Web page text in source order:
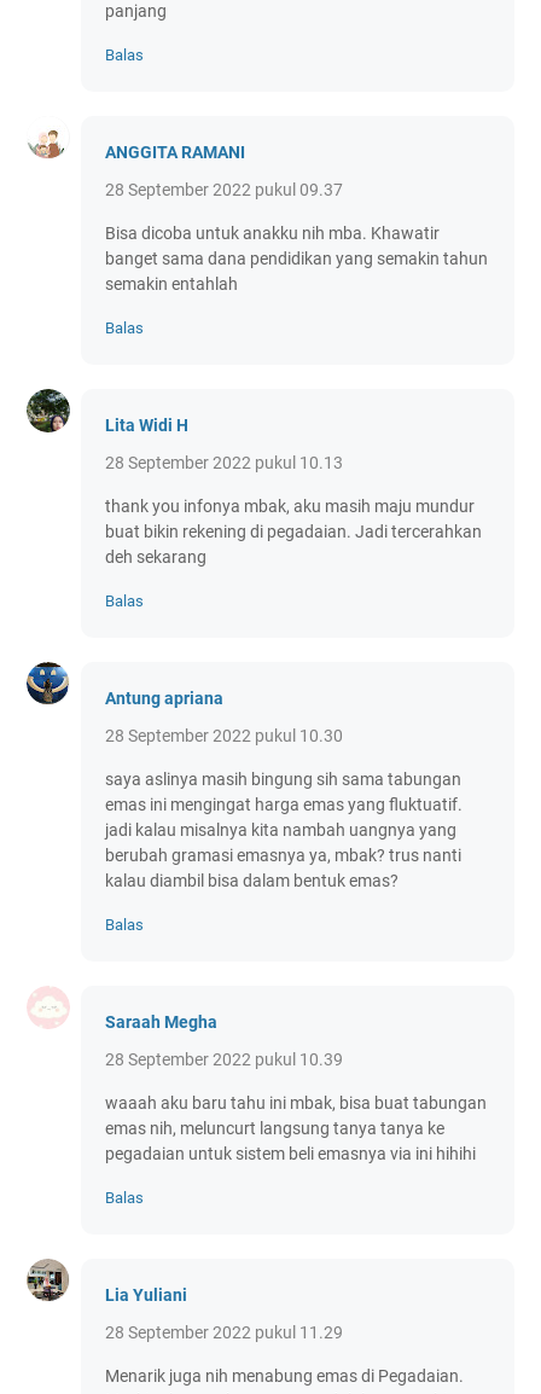
panjang
Balas
ANGGITA RAMANI
28 September 2022 pukul 09.37
Bisa dicoba untuk anakku nih mba. Khawatir
banget sama dana pendidikan yang semakin tahun
semakin entahlah
Balas
Lita Widi H
28 September 2022 pukul 10.13
thank you infonya mbak, aku masih maju mundur
buat bikin rekening di pegadaian. Jadi tercerahkan
deh sekarang
Balas
Antung apriana
28 September 2022 pukul 10.30
saya aslinya masih bingung sih sama tabungan
emas ini mengingat harga emas yang fluktuatif.
jadi kalau misalnya kita nambah uangnya yang
berubah gramasi emasnya ya, mbak? trus nanti
kalau diambil bisa dalam bentuk emas?
Balas
Saraah Megha
28 September 2022 pukul 10.39
waaah aku baru tahu ini mbak, bisa buat tabungan
emas nih, meluncurt langsung tanya tanya ke
pegadaian untuk sistem beli emasnya via ini hihihi
Balas
Lia Yuliani
28 September 2022 pukul 11.29
Menarik juga nih menabung emas di Pegadaian.